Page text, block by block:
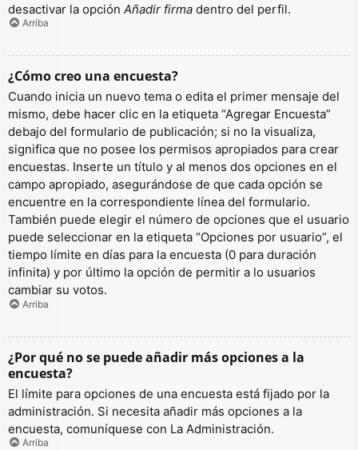
desactivar la opción Añadir firma dentro del perfil.
Arriba
¿Cómo creo una encuesta?
Cuando inicia un nuevo tema o edita el primer mensaje del
mismo, debe hacer clic en la etiqueta “Agregar Encuesta”
debajo del formulario de publicación; si no la visualiza,
significa que no posee los permisos apropiados para crear
encuestas. Inserte un título y al menos dos opciones en el
campo apropiado, asegurándose de que cada opción se
encuentre en la correspondiente línea del formulario.
También puede elegir el número de opciones que el usuario
puede seleccionar en la etiqueta “Opciones por usuario”, el
tiempo límite en días para la encuesta (0 para duración
infinita) y por último la opción de permitir a lo usuarios
cambiar su votos.
Arriba
¿Por qué no se puede añadir más opciones a la
encuesta?
El límite para opciones de una encuesta está fijado por la
administración. Si necesita añadir más opciones a la
encuesta, comuníquese con La Administración.
Arriba